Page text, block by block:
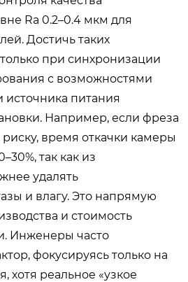
Ra 0.2–0.4 мкм для
Достичь таких
при синхронизации
с возможностями
источника питания
Например, если фреза
риску, время откачки камеры
так как из
удалять
и влагу. Это напрямую
и стоимость
Инженеры часто
фокусируясь только на
хотя реальное «узкое